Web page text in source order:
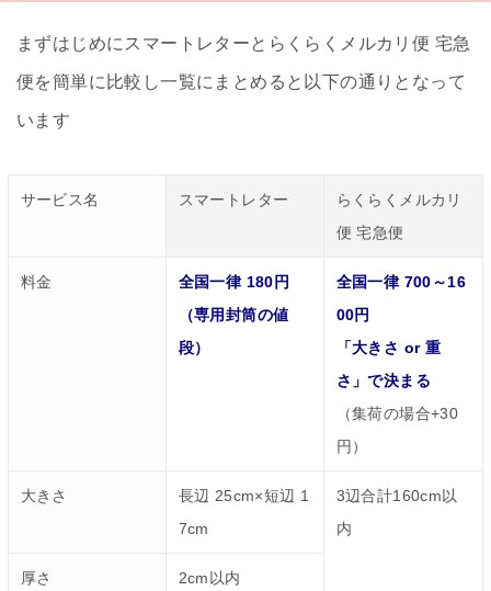
まずはじめにスマートレターとらくらくメルカリ便 宅急
便を簡単に比較し一覧にまとめると以下の通りとなって
います
サービス名 スマートレター
らくらくメルカリ
便 宅急便
料金
全国一律 180円
（専用封筒の値
段）
全国一律 700～16
00円
「大きさ or 重
さ」で決まる
（集荷の場合+30
円）
大きさ
長辺 25cm×短辺 1
7cm
3辺合計160cm以
内
厚さ 2cm以内